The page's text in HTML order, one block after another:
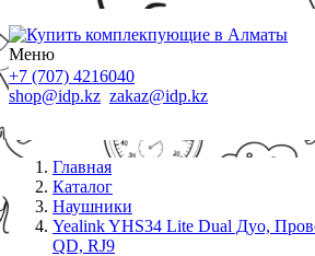
Меню
+7 (707) 4216040
shop@idp.kz zakaz@idp.kz
Главная
Каталог
Наушники
Yealink YHS34 Lite Dual Дуо,
QD, RJ9